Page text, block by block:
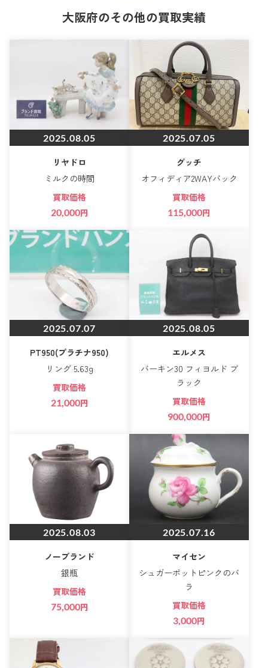
大阪府のその他の買取実績
2025.08.05
リヤドロ
ミルクの時間
買取価格
20,000円
2025.07.05
グッチ
オフィディア2WAYバック
買取価格
115,000円
2025.07.07
PT950(プラチナ950)
リング 5.63g
買取価格
21,000円
2025.08.05
エルメス
バーキン30 フィヨルド ブ
ラック
買取価格
900,000円
2025.08.03
ノーブランド
銀瓶
買取価格
75,000円
2025.07.16
マイセン
シュガーポットピンクのバ
ラ
買取価格
3,000円